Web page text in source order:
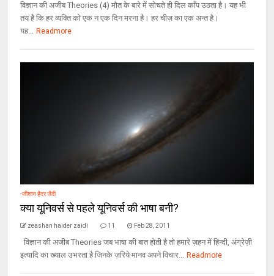
विज्ञान की अजीब Theories (4) मौत के बारे में सोचते ही दिल काँप उठता है। यह भी
तय है कि हर व्यक्ति को एक न एक दिन मरना है। हर चीज़ का एक अन्त है।
यह... Readmore
-जीशान हैदर जैदी
क्या यूनिवर्स से पहले यूनिवर्स की भाषा बनी?
zeashan haider zaidi 11 Feb 28, 2011
विज्ञान की अजीब Theories जब भाषा की बात होती है तो हमारे ज़हन में हिन्दी, अंग्रेज़ी
इत्यादि का ख्याल उभरता है जिनके ज़रिये मानव अपने विचार... Readmore